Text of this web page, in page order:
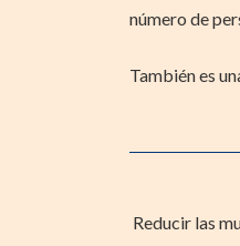
número de
También es
Reducir las